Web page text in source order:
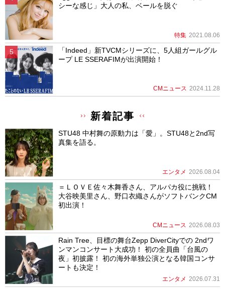
シーな感じ」大人の私、ベールを脱ぐ
特集 2021.08.06
「Indeed」新TVCMシリーズに、5人組ガールグル
ープ LE SSERAFIMが出演開始！
CMニュース 2024.11.28
新着記事
STU48 中村舞の原動力は「愛」。STU48と2nd写
真集を語る。
エンタメ 2026.08.04
＝ＬＯＶＥ佐々木舞香さん、アルパカ役に挑戦！
大谷映美里さん、野口衣織さんがソフトバンクCM
初出演！
CMニュース 2026.08.03
Rain Tree、目標の舞台Zepp DiverCityでの 2ndワ
ンマンコンサート大成功！ 初の全員曲「台風の
夜」初披露！ 初の海外単独公演となる韓国コンサ
ートも決定！
エンタメ 2026.07.31